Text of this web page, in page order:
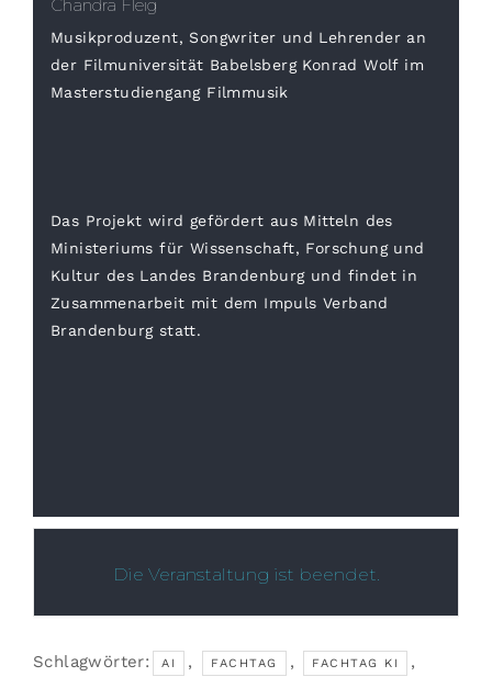
Chandra Fleig
Musikproduzent, Songwriter und Lehrender an
der Filmuniversität Babelsberg Konrad Wolf im
Masterstudiengang Filmmusik
Das Projekt wird gefördert aus Mitteln des
Ministeriums für Wissenschaft, Forschung und
Kultur des Landes Brandenburg und findet in
Zusammenarbeit mit dem Impuls Verband
Brandenburg statt.
Die Veranstaltung ist beendet.
Schlagwörter: AI , FACHTAG , FACHTAG KI ,